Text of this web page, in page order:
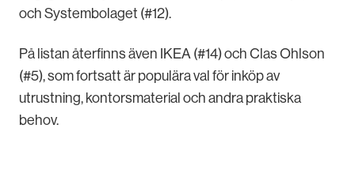
och Systembolaget (#12).
På listan återfinns även IKEA (#14) och Clas Ohlson
(#5), som fortsatt är populära val för inköp av
utrustning, kontorsmaterial och andra praktiska
behov.